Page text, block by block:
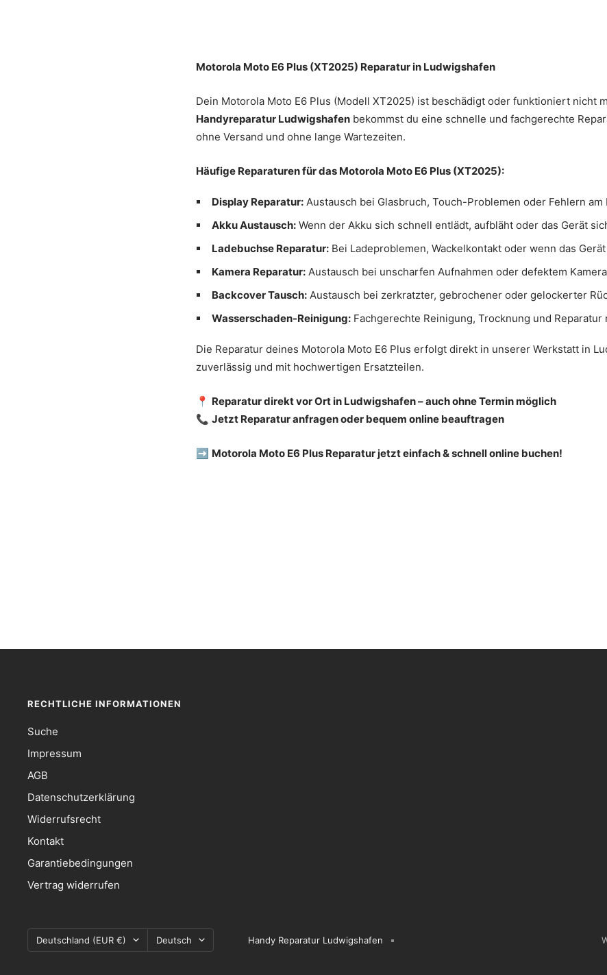
Motorola Moto E6 Plus (XT2025) Reparatur in Ludwigshafen
Dein Motorola Moto E6 Plus (Modell XT2025) ist beschädigt oder funktioniert nicht
Handyreparatur Ludwigshafenbekommst du eine schnelle und fachgerechte
ohne Versand und ohne lange Wartezeiten.
Häufige Reparaturen für das Motorola Moto E6 Plus (XT2025):
Display Reparatur: Austausch bei Glasbruch, Touch-Problemen oder Fehlern am
Akku Austausch: Wenn der Akku sich schnell entlädt, aufbläht oder das Gerät
Ladebuchse Reparatur: Bei Ladeproblemen, Wackelkontakt oder wenn das
Kamera Reparatur: Austausch bei unscharfen Aufnahmen oder defektem
Backcover Tausch: Austausch bei zerkratzter, gebrochener oder gelockerter
Wasserschaden-Reinigung: Fachgerechte Reinigung, Trocknung und
Die Reparatur deines Motorola Moto E6 Plus erfolgt direkt in unserer Werkstatt in
zuverlässig und mit hochwertigen Ersatzteilen.
📍 Reparatur direkt vor Ort in Ludwigshafen – auch ohne Termin möglich
📞 Jetzt Reparatur anfragen oder bequem online beauftragen
➡️ Motorola Moto E6 Plus Reparatur jetzt einfach & schnell online buchen!
RECHTLICHE INFORMATIONEN
Suche
Impressum
AGB
Datenschutzerklärung
Widerrufsrecht
Kontakt
Garantiebedingungen
Vertrag widerrufen
Land/Region
Deutschland (EUR €) Sprache
Deutsch Handy Reparatur Ludwigshafen